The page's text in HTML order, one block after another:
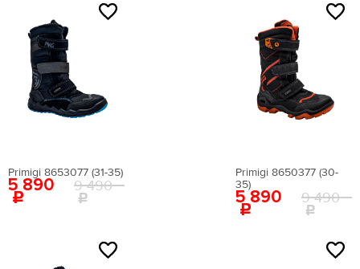
Бренд
Верх
Подкладка
овечья шерсть
Текстиль
NEW
Primigi 8653077 (31-35)
5 890 9 490
NEW
Primigi 8650377 (30-
35)
5 890 9 490